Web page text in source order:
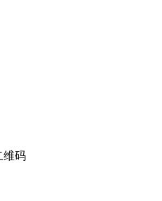
维码